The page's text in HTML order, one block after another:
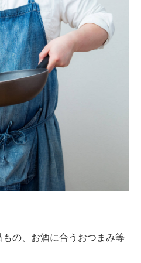
の、お酒に合うおつまみ等